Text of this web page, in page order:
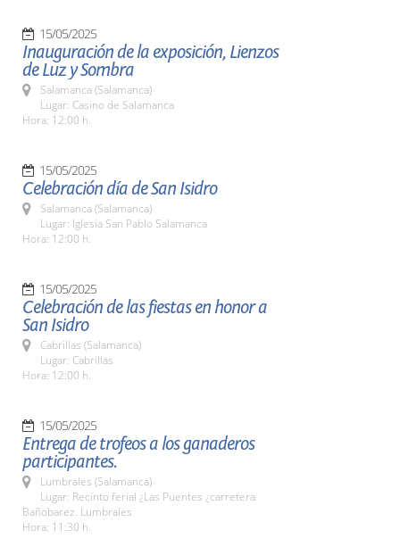
15/05/2025
Inauguración de la exposición, Lienzos
de Luz y Sombra
Salamanca (Salamanca)
Lugar: Casino de Salamanca
Hora: 12:00 h.
15/05/2025
Celebración día de San Isidro
Salamanca (Salamanca)
Lugar: Iglesia San Pablo Salamanca
Hora: 12:00 h.
15/05/2025
Celebración de las fiestas en honor a
San Isidro
Cabrillas (Salamanca)
Lugar: Cabrillas
Hora: 12:00 h.
15/05/2025
Entrega de trofeos a los ganaderos
participantes.
Lumbrales (Salamanca)
Lugar: Recinto ferial ¿Las Puentes ¿carretera
Bañobarez. Lumbrales
Hora: 11:30 h.